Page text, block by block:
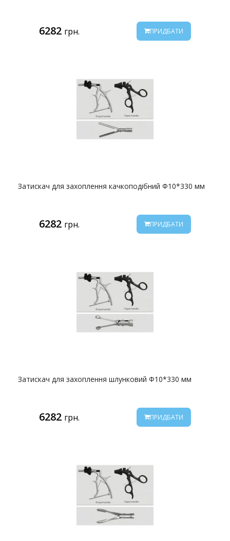
6282 грн. ПРИДБАТИ
Затискач для захоплення качкоподібний Ф10*330 мм
6282 грн. ПРИДБАТИ
Затискач для захоплення шлунковий Ф10*330 мм
6282 грн. ПРИДБАТИ